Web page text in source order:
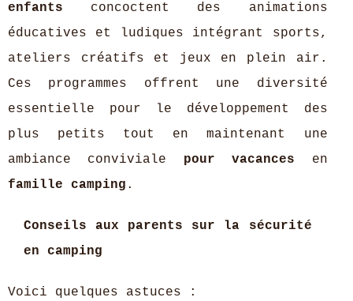
enfants concoctent des animations
éducatives et ludiques intégrant sports,
ateliers créatifs et jeux en plein air.
Ces programmes offrent une diversité
essentielle pour le développement des
plus petits tout en maintenant une
ambiance conviviale pour vacances en
famille camping .
Conseils aux parents sur la sécurité
en camping
Voici quelques astuces :